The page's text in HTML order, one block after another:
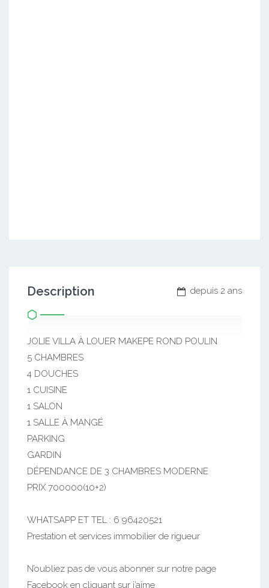
depuis 2 ans
Description
JOLIE VILLA À LOUER MAKEPE ROND POULIN
5 CHAMBRES
4 DOUCHES
1 CUISINE
1 SALON
1 SALLE À MANGÉ
PARKING
GARDIN
DÉPENDANCE DE 3 CHAMBRES MODERNE
PRIX 700000(10+2)
WHATSAPP ET TEL : 6 96420521
Prestation et services immobilier de rigueur
N’oubliez pas de vous abonner sur notre page
Facebook en cliquant sur j’aime